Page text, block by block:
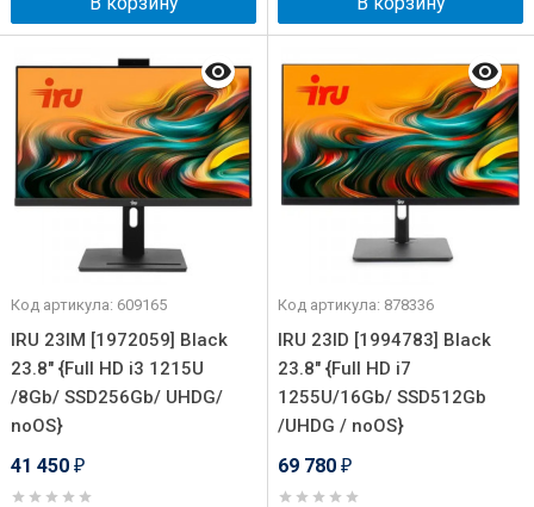
Код артикула: 609165
IRU 23IM [1972059] Black
23.8" {Full HD i3 1215U
/8Gb/ SSD256Gb/ UHDG/
noOS}
41 450 ₽
Код артикула: 878336
IRU 23ID [1994783] Black
23.8" {Full HD i7
1255U/16Gb/ SSD512Gb
/UHDG / noOS}
69 780 ₽